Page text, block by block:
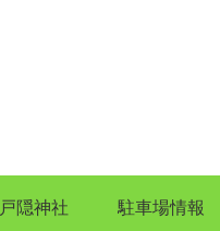
戸隠神社 駐車場情報